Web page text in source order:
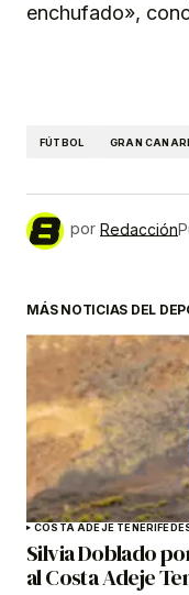
enchufado»,
FÚTBOL GRAN
por Redacción
MÁS NOTICIAS DEL
COSTA ADEJE TENERIFE
Silvia Doblado
al Costa Adeje